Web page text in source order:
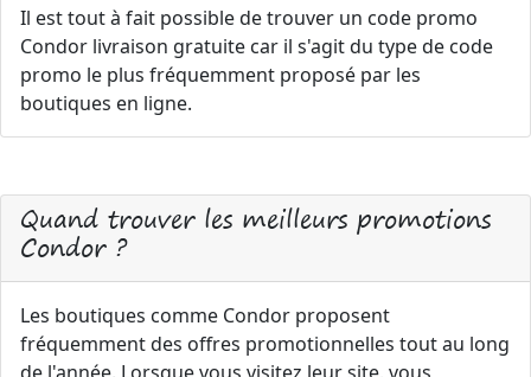
Il est tout à fait possible de trouver un code promo
Condor livraison gratuite car il s'agit du type de code
promo le plus fréquemment proposé par les
boutiques en ligne.
Quand trouver les meilleurs promotions
Condor ?
Les boutiques comme Condor proposent
fréquemment des offres promotionnelles tout au long